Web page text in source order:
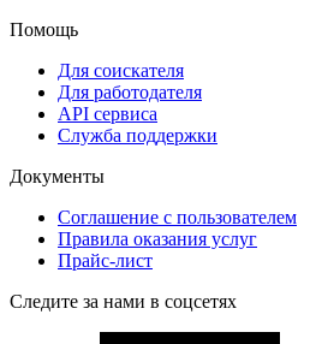
Помощь
Для соискателя
Для работодателя
API сервиса
Служба поддержки
Документы
Соглашение с пользователем
Правила оказания услуг
Прайс-лист
Следите за нами в соцсетях